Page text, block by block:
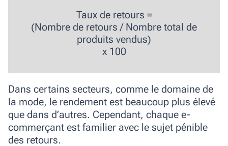
Taux de retours =
(Nombre de retours / Nombre total de
produits vendus)
x 100
Dans certains secteurs, comme le domaine de
la mode, le rendement est beaucoup plus élevé
que dans d’autres. Cependant, chaque e-
commerçant est familier avec le sujet pénible
des retours.